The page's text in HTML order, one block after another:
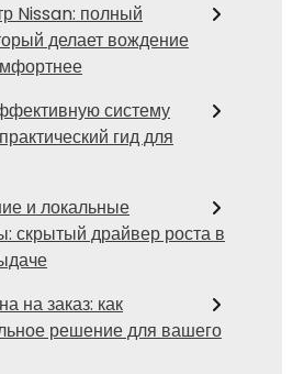
Nissan: полный
делает вождение
систему
гид для
и локальные
скрытый драйвер роста в
на заказ: как
решение для вашего